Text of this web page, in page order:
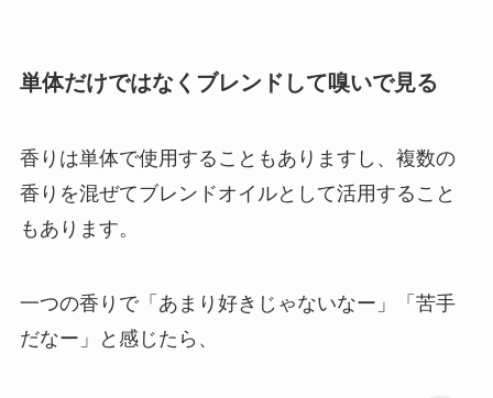
単体だけではなくブレンドして嗅いで見る
香りは単体で使用することもありますし、複数の
香りを混ぜてブレンドオイルとして活用すること
もあります。
一つの香りで「あまり好きじゃないなー」「苦手
だなー」と感じたら、